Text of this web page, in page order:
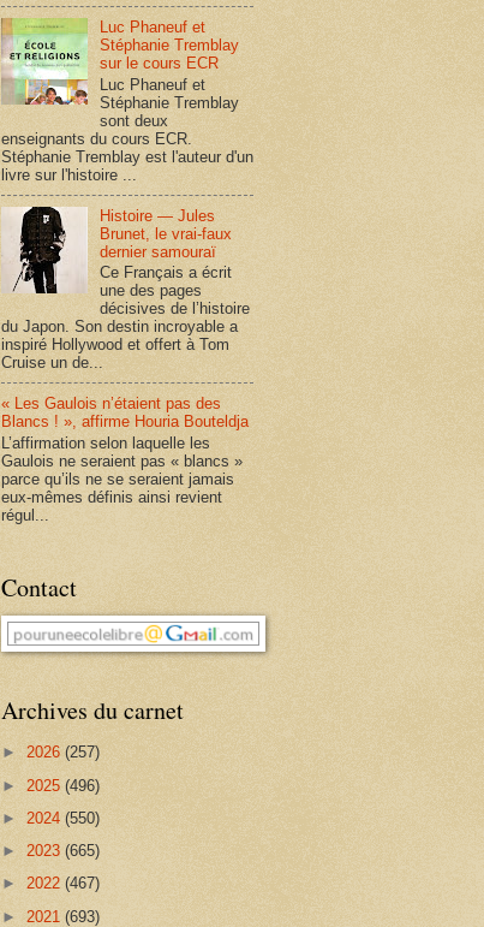
Luc Phaneuf et
Stéphanie Tremblay
sur le cours ECR
Luc Phaneuf et
Stéphanie Tremblay
sont deux
enseignants du cours ECR.
Stéphanie Tremblay est l'auteur d'un
livre sur l'histoire ...
Histoire — Jules
Brunet, le vrai-faux
dernier samouraï
Ce Français a écrit
une des pages
décisives de l’histoire
du Japon. Son destin incroyable a
inspiré Hollywood et offert à Tom
Cruise un de...
« Les Gaulois n’étaient pas des
Blancs ! », affirme Houria Bouteldja
L’affirmation selon laquelle les
Gaulois ne seraient pas « blancs »
parce qu’ils ne se seraient jamais
eux-mêmes définis ainsi revient
régul...
Contact
Archives du carnet
► 2026 (257)
► 2025 (496)
► 2024 (550)
► 2023 (665)
► 2022 (467)
► 2021 (693)